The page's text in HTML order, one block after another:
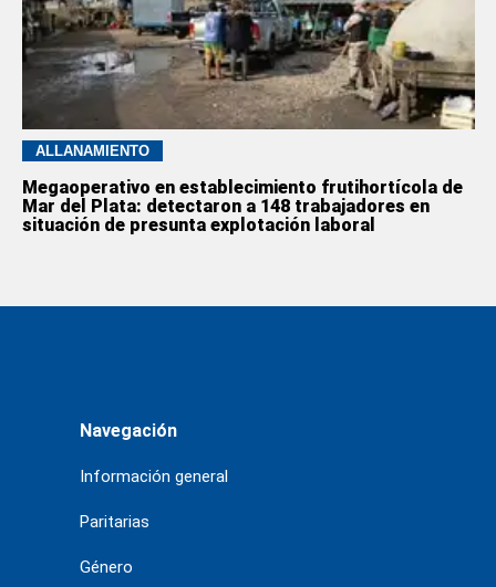
ALLANAMIENTO
Megaoperativo en establecimiento frutihortícola de
Mar del Plata: detectaron a 148 trabajadores en
situación de presunta explotación laboral
Navegación
Información general
Paritarias
Género